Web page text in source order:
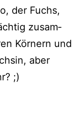
der Fuchs,
zusam­
Körnern und
aber
;)